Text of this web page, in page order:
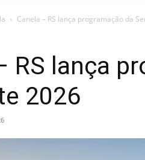
Canela – RS lança programação da
RS lança
2026